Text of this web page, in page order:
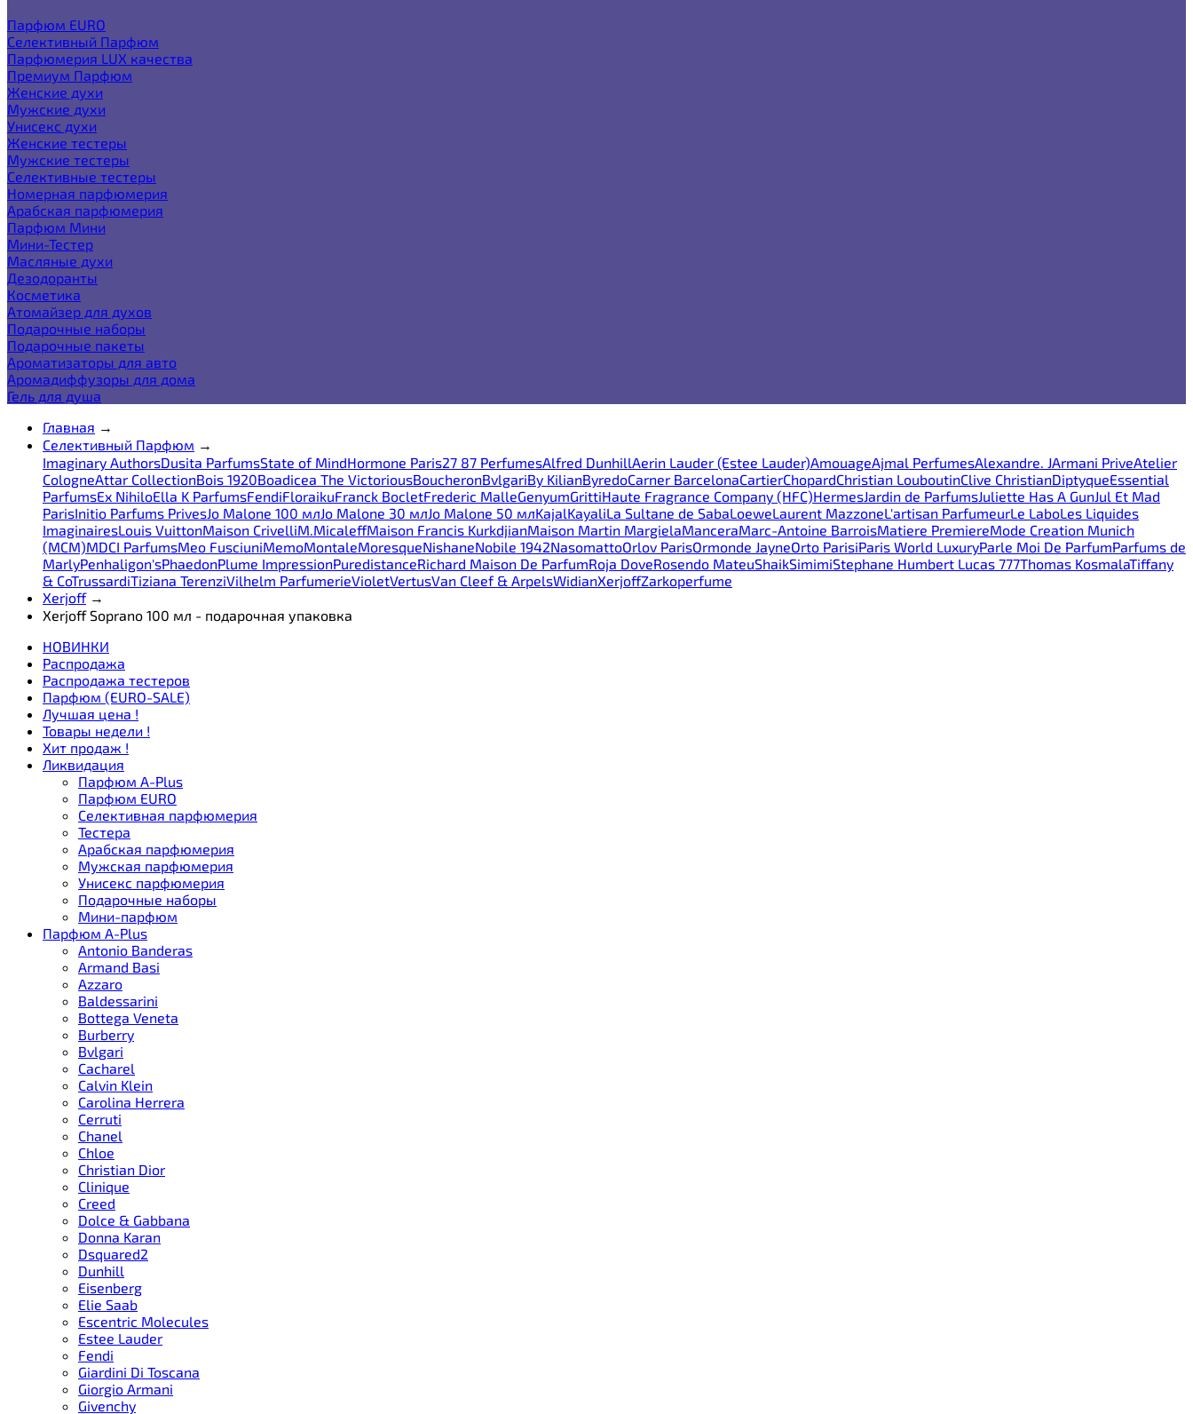
Парфюм EURO
Селективный Парфюм
Парфюмерия LUX качества
Премиум Парфюм
Женские духи
Мужские духи
Унисекс духи
Женские тестеры
Мужские тестеры
Селективные тестеры
Номерная парфюмерия
Арабская парфюмерия
Парфюм Мини
Мини-Тестер
Масляные духи
Дезодоранты
Косметика
Атомайзер для духов
Подарочные наборы
Подарочные пакеты
Ароматизаторы для авто
Аромадиффузоры для дома
Гель для душа
Главная →
Селективный Парфюм →
Imaginary AuthorsDusita ParfumsState of MindHormone Paris27 87 PerfumesAlfred DunhillAerin Lauder (Estee Lauder)AmouageAjmal PerfumesAlexandre. JArmani PriveAtelier
CologneAttar CollectionBois 1920Boadicea The VictoriousBoucheronBvlgariBy KilianByredoCarner BarcelonaCartierChopardChristian LouboutinClive ChristianDiptyqueEssential
ParfumsEx NihiloElla K ParfumsFendiFloraikuFranck BocletFrederic MalleGenyumGrittiHaute Fragrance Company (HFC)HermesJardin de ParfumsJuliette Has A GunJul Et Mad
ParisInitio Parfums PrivesJo Malone 100 млJo Malone 30 млJo Malone 50 млKajalKayaliLa Sultane de SabaLoeweLaurent MazzoneL'artisan ParfumeurLe LaboLes Liquides
ImaginairesLouis VuittonMaison CrivelliM.MicaleffMaison Francis KurkdjianMaison Martin MargielaManceraMarc-Antoine BarroisMatiere PremiereMode Creation Munich
(MCM)MDCI ParfumsMeo FusciuniMemoMontaleMoresqueNishaneNobile 1942NasomattoOrlov ParisOrmonde JayneOrto ParisiParis World LuxuryParle Moi De ParfumParfums de
MarlyPenhaligon'sPhaedonPlume ImpressionPuredistanceRichard Maison De ParfumRoja DoveRosendo MateuShaikSimimiStephane Humbert Lucas 777Thomas KosmalaTiffany
& CoTrussardiTiziana TerenziVilhelm ParfumerieVioletVertusVan Cleef & ArpelsWidianXerjoffZarkoperfume
Xerjoff→
Xerjoff Soprano 100 мл - подарочная упаковка
НОВИНКИ
Распродажа
Распродажа тестеров
Парфюм (EURO-SALE)
Лучшая цена !
Товары недели !
Хит продаж !
Ликвидация
Парфюм A-Plus
Парфюм EURO
Селективная парфюмерия
Тестера
Арабская парфюмерия
Мужская парфюмерия
Унисекс парфюмерия
Подарочные наборы
Мини-парфюм
Парфюм A-Plus
Antonio Banderas
Armand Basi
Azzaro
Baldessarini
Bottega Veneta
Burberry
Bvlgari
Cacharel
Calvin Klein
Carolina Herrera
Cerruti
Chanel
Chloe
Christian Dior
Clinique
Creed
Dolce & Gabbana
Donna Karan
Dsquared2
Dunhill
Eisenberg
Elie Saab
Escentric Molecules
Estee Lauder
Fendi
Giardini Di Toscana
Giorgio Armani
Givenchy